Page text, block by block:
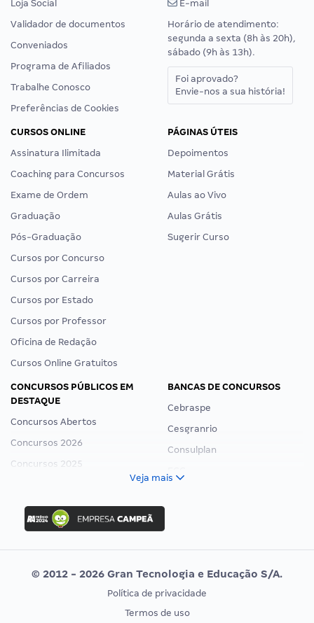
Loja Social
Validador de documentos
Conveniados
Programa de Afiliados
Trabalhe Conosco
Preferências de Cookies
E-mail
Horário de atendimento:
segunda a sexta (8h às 20h),
sábado (9h às 13h).
Foi aprovado?
Envie-nos a sua história!
CURSOS ONLINE
Assinatura Ilimitada
Coaching para Concursos
Exame de Ordem
Graduação
Pós-Graduação
Cursos por Concurso
Cursos por Carreira
Cursos por Estado
Cursos por Professor
Oficina de Redação
Cursos Online Gratuitos
PÁGINAS ÚTEIS
Depoimentos
Material Grátis
Aulas ao Vivo
Aulas Grátis
Sugerir Curso
CONCURSOS PÚBLICOS EM
DESTAQUE
Concursos Abertos
Concursos 2026
Concursos 2025
Concurso Ibama
Concurso MPU
Editais publicados
BANCAS DE CONCURSOS
Cebraspe
Cesgranrio
Consulplan
Vunesp
CONCURSOS POR PROFISSÃO
EXAME DE ORDEM
Veja mais
© 2012 - 2026 Gran Tecnologia e Educação S/A.
Política de privacidade
Termos de uso